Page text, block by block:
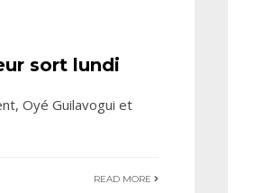
sort lundi
Oyé Guilavogui et
READ MORE